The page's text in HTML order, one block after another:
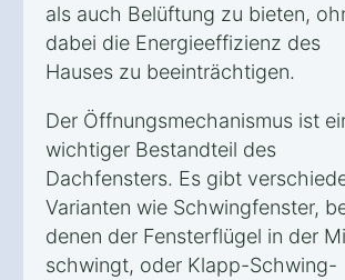
als auch Belüftung zu bieten,
dabei die Energieeffizienz des
Hauses zu beeinträchtigen.
Der Öffnungsmechanismus ist
wichtiger Bestandteil des
Dachfensters. Es gibt
Varianten wie Schwingfenster,
denen der Fensterflügel in der
schwingt, oder Klapp-Schwing-